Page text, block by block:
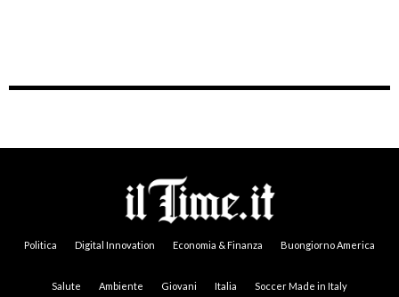
Politica Digital Innovation Economia & Finanza Buongiorno America
Salute Ambiente Giovani Italia Soccer Made in Italy